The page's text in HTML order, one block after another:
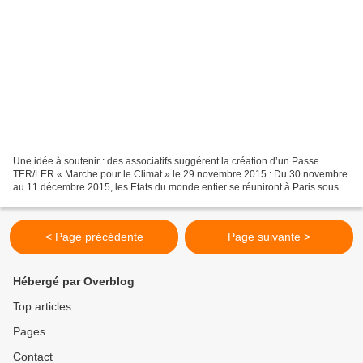
Une idée à soutenir : des associatifs suggérent la création d’un Passe
TER/LER « Marche pour le Climat » le 29 novembre 2015 : Du 30 novembre
au 11 décembre 2015, les Etats du monde entier se réuniront à Paris sous
< Page précédente Page suivante >
Hébergé par Overblog
Top articles
Pages
Contact